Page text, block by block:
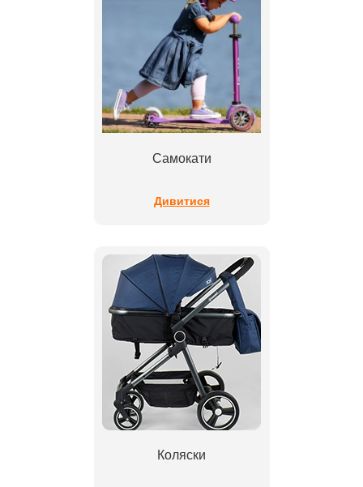
Самокати
Дивитися
Коляски